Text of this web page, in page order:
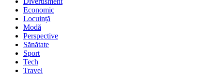
Economic
Locuință
Modă
Perspective
Sănătate
Sport
Tech
Travel